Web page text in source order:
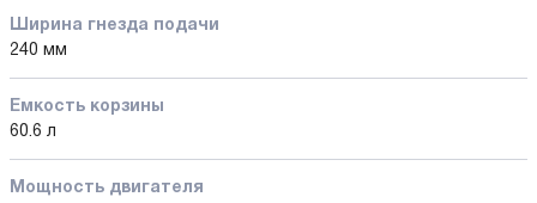
Ширина гнезда подачи
240 мм
Емкость корзины
60.6 л
Мощность двигателя